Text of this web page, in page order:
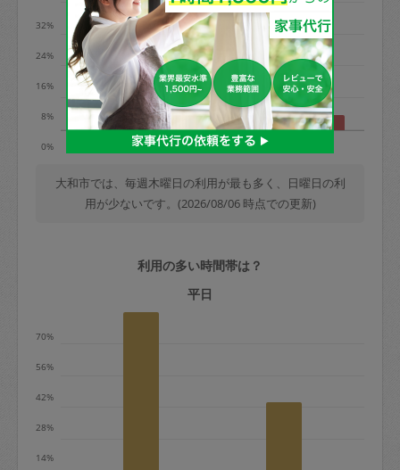
水曜日9時〜金曜日9時まで＝依頼料金の
50%
金曜日9時～土曜日8時まで＝依頼金額の
100%
土曜日8時〜実施時間＝依頼金額の100%
＋交通費全額
依頼者不在による当日キャンセル＝依頼
金額の100%＋交通費全額
定期契約をキャンセルする場合、毎週定
期は月2回まで隔週定期は月1回までキャ
ンセル料は発生しません。それ以上はキ
0%
8%
16%
24%
32%
水 木 土
大和市では、毎週木曜日の利用が最も多く、日曜日の利
用が少ないです。(2026/08/06 時点での更新)
利用の多い時間帯は？
平日
14%
28%
42%
56%
70%